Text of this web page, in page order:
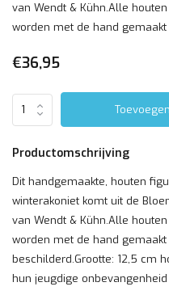
van Wendt & Kühn.Alle
worden met de hand
€36,95
Productomschrijving
Dit handgemaakte, houten
winterakoniet komt uit de
van Wendt & Kühn.Alle
worden met de hand
beschilderd.Grootte: 12,5 cm
hun jeugdige